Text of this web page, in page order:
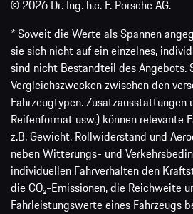
© 2026 Dr. Ing. h.c. F. Porsche AG.
* Soweit die Werte als Spannen
sie sich nicht auf ein einzelnes,
sind nicht Bestandteil des Angebots.
Vergleichszwecken zwischen den
Fahrzeugtypen. Zusatzausstattungen
Reifenformat usw.) können relevante
z.B. Gewicht, Rollwiderstand und
neben Witterungs- und
individuellen Fahrverhalten den
die CO₂-Emissionen, die Reichweite
Fahrleistungswerte eines Fahrzeugs